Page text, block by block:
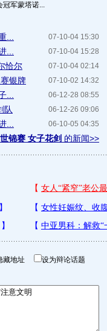
冠军蒙塔诺...
07-10-04 15:30
...
07-10-04 15:28
...
07-10-04 02:14
恰尔
07-10-02 14:32
银牌
06-12-28 08:55
...
06-12-26 09:06
队
06-10-05 04:35
...
锦赛 女子花剑 的新闻>>
藏地址 设为辩论话题